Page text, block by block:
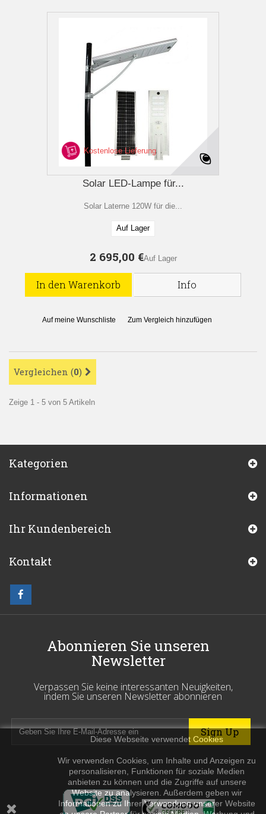
Kostenlose Lieferung
Solar LED-Lampe für...
Solar Laterne 120W für die...
Auf Lager
2 695,00 €Auf Lager
In den Warenkorb Info
Auf meine Wunschliste Zum Vergleich hinzufügen
Vergleichen (0)
Zeige 1 - 5 von 5 Artikeln
Kategorien
Informationen
Ihr Kundenbereich
Kontakt
Abonnieren Sie unseren
Newsletter
Verpassen Sie keine interessanten Neuigkeiten,
indem Sie unseren Newsletter abonnieren
Diese Webseite verwendet Cookies
Wir verwenden Cookies, um Inhalte und Anzeigen zu
personalisieren, Funktionen für soziale Medien
anbieten zu können und die Zugriffe auf unsere
Website zu analysieren. Außerdem geben wir
Informationen zu Ihrer Verwendung unserer Website